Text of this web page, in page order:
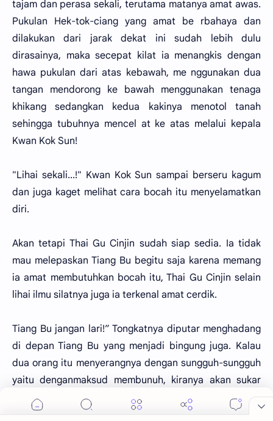
tajam dan perasa sekali, terutama matanya amat awas.
Pukulan Hek-tok-ciang yang amat be rbahaya dan
dilakukan dari jarak dekat ini sudah lebih dulu
dirasainya, maka secepat kilat ia menangkis dengan
hawa pukulan dari atas kebawah, me nggunakan dua
tangan mendorong ke bawah menggunakan tenaga
khikang sedangkan kedua kakinya menotol tanah
sehingga tubuhnya mencel at ke atas melalui kepala
Kwan Kok Sun!
"Lihai sekali...!" Kwan Kok Sun sampai berseru kagum
dan juga kaget melihat cara bocah itu menyelamatkan
diri.
Akan tetapi Thai Gu Cinjin sudah siap sedia. Ia tidak
mau melepaskan Tiang Bu begitu saja karena memang
ia amat membutuhkan bocah itu, Thai Gu Cinjin selain
lihai ilmu silatnya juga ia terkenal amat cerdik.
Tiang Bu jangan lari!” Tongkatnya diputar menghadang
di depan Tiang Bu yang menjadi bingung juga. Kalau
dua orang itu menyerangnya dengan sungguh-sungguh
yaitu denganmaksud membunuh, kiranya akan sukar
baginya untuk membebaskan diri. Biarpun ia sudah lima
tahun belajar ilmu silat tinggi di Omei-san, namun kalau